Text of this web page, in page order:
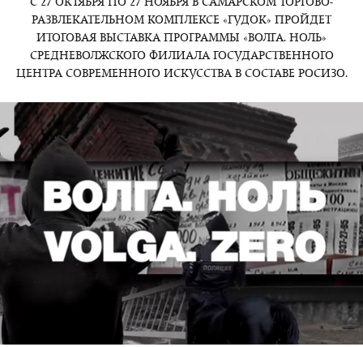
С 27 ОКТЯБРЯ ПО 27 НОЯБРЯ В САМАРСКОМ ТОРГОВО-
РАЗВЛЕКАТЕЛЬНОМ КОМПЛЕКСЕ «ГУДОК» ПРОЙДЕТ
ИТОГОВАЯ ВЫСТАВКА ПРОГРАММЫ «ВОЛГА. НОЛЬ»
СРЕДНЕВОЛЖСКОГО ФИЛИАЛА ГОСУДАРСТВЕННОГО
ЦЕНТРА СОВРЕМЕННОГО ИСКУССТВА В СОСТАВЕ РОСИЗО.